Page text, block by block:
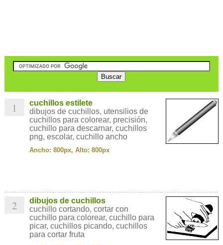
1
cuchillos estilete
dibujos de cuchillos, utensilios de
cuchillos para colorear, precisión,
cuchillo para descarnar, cuchillos
png, escolar, cuchillo ancho
Ancho: 800px, Alto: 800px
2
dibujos de cuchillos
cuchillo cortando, cortar con
cuchillo para colorear, cuchillo para
picar, cuchillos picando, cuchillos
para cortar fruta